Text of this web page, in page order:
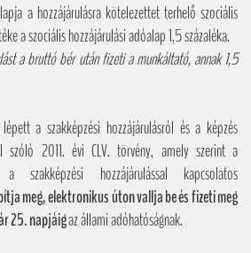
a hozzájárulásra kötelezettet terhelő szociális
a szociális hozzájárulási adóalap 1,5 százaléka.
a bruttó bér után fizeti a munkáltató, annak 1,5
a szakképzési hozzájárulásról és a képzés
szóló 2011. évi CLV. törvény, amely szerint a
szakképzési hozzájárulással kapcsolatos
meg, elektronikus úton vallja be és fizeti meg
25. napjáigaz állami adóhatóságnak.